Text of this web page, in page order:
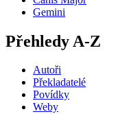
Gemini
Přehledy A-Z
Autoři
Překladatelé
Povídky
Weby